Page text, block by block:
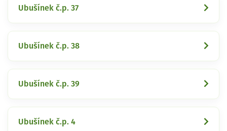
Ubušínek č.p. 37
Ubušínek č.p. 38
Ubušínek č.p. 39
Ubušínek č.p. 4